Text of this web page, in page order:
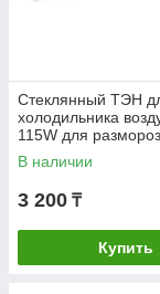
Стеклянный ТЭН
холодильника
115W для
испарителя
26035001 1668
В наличии
3 200 ₸
Купить